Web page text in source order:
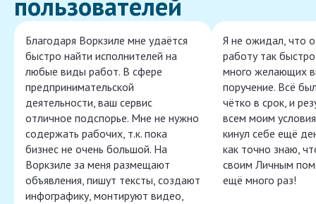
Благодаря Воркзиле мне удаётся
быстро найти исполнителей на
любые виды работ. В сфере
предпринимательской
деятельности, ваш сервис
отличное подспорье. Мне не нужно
содержать рабочих, т.к. пока
бизнес не очень большой. На
Воркзиле за меня размещают
объявления, пишут тексты, создают
инфографику, монтируют видео,
Я не ожидал, что
работу так
много желающих
поручение. Всё
чётко в срок, и
всем моим
кинул себе ещё
как точно знаю,
своим Личным
ещё много раз!